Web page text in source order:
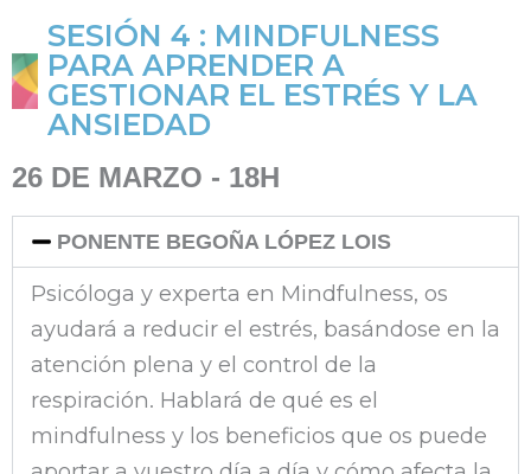
SESIÓN 4 : MINDFULNESS
PARA APRENDER A
GESTIONAR EL ESTRÉS Y LA
ANSIEDAD
26 DE MARZO - 18H
PONENTE BEGOÑA LÓPEZ LOIS
Psicóloga y experta en Mindfulness, os
ayudará a reducir el estrés, basándose en la
atención plena y el control de la
respiración. Hablará de qué es el
mindfulness y los beneficios que os puede